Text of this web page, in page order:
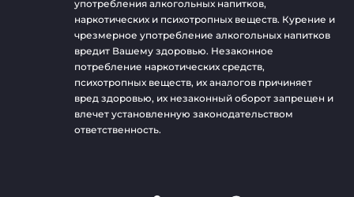
употребления алкогольных напитков,
наркотических и психотропных веществ. Курение и
чрезмерное употребление алкогольных напитков
вредит Вашему здоровью. Незаконное
потребление наркотических средств,
психотропных веществ, их аналогов причиняет
вред здоровью, их незаконный оборот запрещен и
влечет установленную законодательством
ответственность.